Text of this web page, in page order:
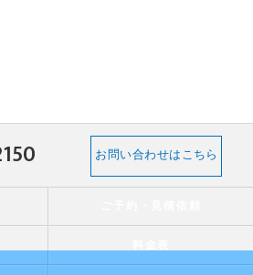
お問い合わせはこちら